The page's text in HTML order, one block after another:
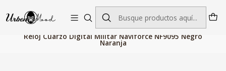
Envío GRATIS desde $60.000 | Entregas rápidas 1–5 días hábiles
Relojes Relojes Hombre
Reloj Cuarzo Digital Militar Naviforce NF9095 Negro
Naranja